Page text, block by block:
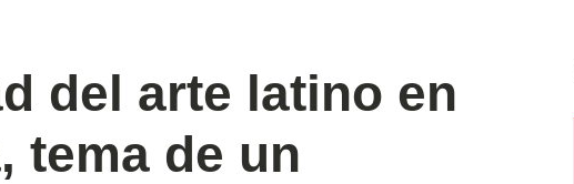
del arte latino en
tema de un